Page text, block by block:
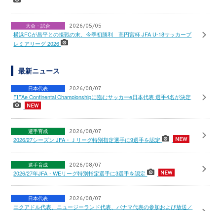
大会・試合 2026/05/05
横浜FCが昌平との接戦の末、今季初勝利 高円宮杯 JFA U-18サッカープ
レミアリーグ 2026
最新ニュース
日本代表 2026/08/07
FIFAe Continental Championshipに臨むサッカーe日本代表 選手4名が決定
選手育成 2026/08/07
2026/27シーズン JFA・Ｊリーグ特別指定選手に9選手を認定
選手育成 2026/08/07
2026/27年JFA・WEリーグ特別指定選手に3選手を認定
日本代表 2026/08/07
エクアドル代表、ニュージーランド代表、パナマ代表の参加および放送／